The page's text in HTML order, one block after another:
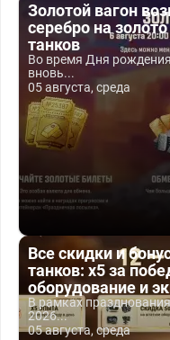
Золотой вагон
серебро на
танков
Во время Дня
вновь...
05 августа, среда
Все скидки и
танков: x5 за
оборудование и
В рамках
2026...
05 августа, среда